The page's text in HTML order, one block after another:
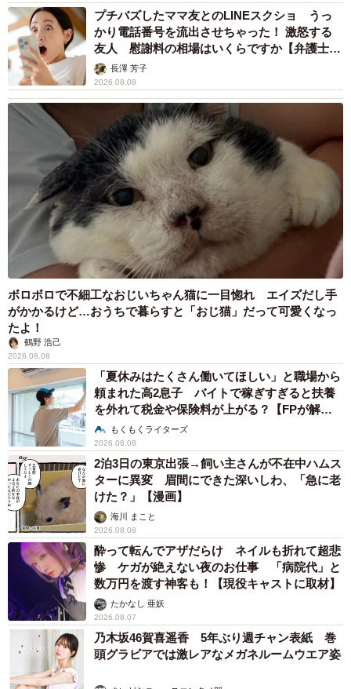
プチバズしたママ友とのLINEスクショ うっ
かり電話番号を流出させちゃった！ 激怒する
友人 慰謝料の相場はいくらですか【弁護士が
解説】長澤 芳子
2026.08.08
ボロボロで不細工なおじいちゃん猫に一目惚れ エイズだし手
がかかるけど…おうちで暮らすと「おじ猫」だって可愛くなっ
たよ！
鶴野 浩己
2026.08.08
「夏休みはたくさん働いてほしい」と職場から
頼まれた高2息子 バイトで稼ぎすぎると扶養
を外れて税金や保険料が上がる？【FPが解
説】もくもくライターズ
2026.08.08
2泊3日の東京出張→飼い主さんが不在中ハムス
ターに異変 眉間にできた深いしわ、「急に老
けた？」【漫画】
海川 まこと
2026.08.08
酔って転んでアザだらけ ネイルも折れて超悲
惨 ケガが絶えない夜のお仕事 「病院代」と
数万円を渡す神客も！【現役キャストに取材】
たかなし 亜妖
2026.08.07
乃木坂46賀喜遥香 5年ぶり週チャン表紙 巻
頭グラビアでは激レアなメガネルームウエア姿